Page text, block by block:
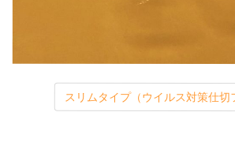
スリムタイプ（ウイルス対策仕切